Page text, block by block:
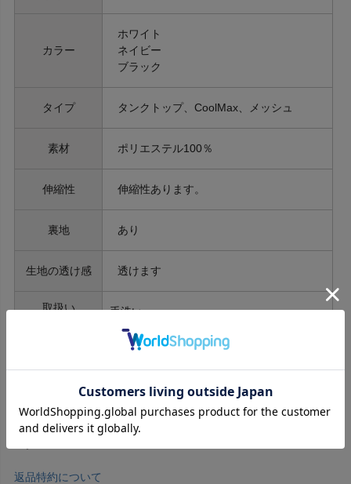
カラー
ホワイト
ネイビー
ブラック
タイプ タンクトップ、CoolMax、メッシュ
素材 ポリエステル100％
伸縮性 伸縮性あります。
裏地 あり
生地の透け感 透けます
取扱い 手洗い
日本製
予約商品と通常商品を同時にご注文いただいた場合、すべての商
品が揃い次第の発送となります。
通常商品のみ先に発送をご希望の場合は、別々にご注文くださ
返品特約について